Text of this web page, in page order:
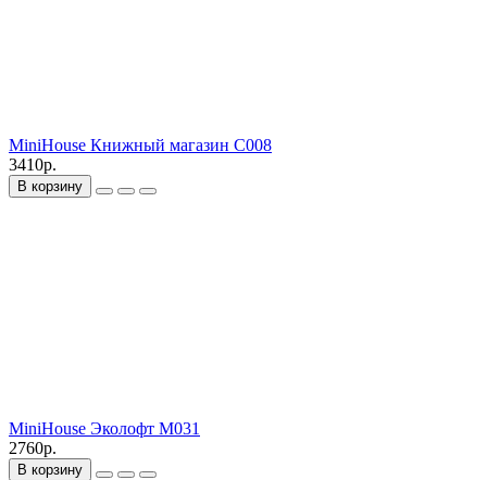
MiniHouse Книжный магазин C008
3410р.
В корзину
MiniHouse Эколофт M031
2760р.
В корзину